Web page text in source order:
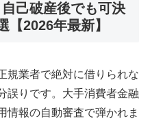
己破産後でも可決
【2026年最新】
規業者で絶対に借りられな
りです。大手消費者金融
情報の自動審査で弾かれま